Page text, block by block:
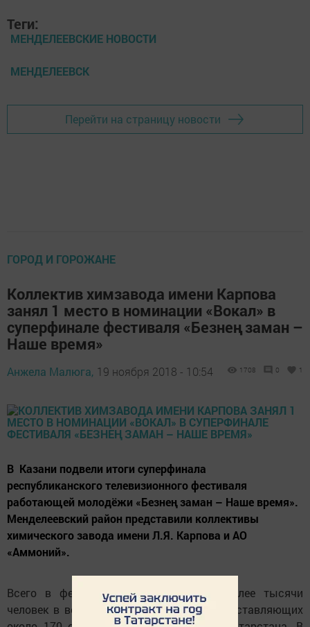
Теги:
МЕНДЕЛЕЕВСКИЕ НОВОСТИ
МЕНДЕЛЕЕВСК
Перейти на страницу новости
ГОРОД И ГОРОЖАНЕ
Коллектив химзавода имени Карпова
занял 1 место в номинации «Вокал» в
суперфинале фестиваля «Безнең заман –
Наше время»
Анжела Малюга, 19 ноября 2018 - 10:54 1708 0 1
В Казани подвели итоги суперфинала
республиканского телевизионного фестиваля
работающей молодёжи «Безнең заман – Наше время».
Менделеевский район представили коллективы
химического завода имени Л.Я. Карпова и АО
«Аммоний».
Всего в фестивале приняли участие более тысячи
человек в возрасте от 18 до 35 лет, представляющих